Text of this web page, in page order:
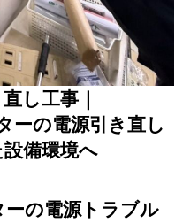
し工事｜
ーの電源引き直し
備環境へ
の電源トラブル